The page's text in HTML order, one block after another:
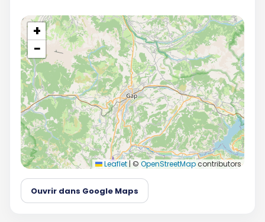
+
−
Leaflet | © OpenStreetMapcontributors
Ouvrir dans Google Maps